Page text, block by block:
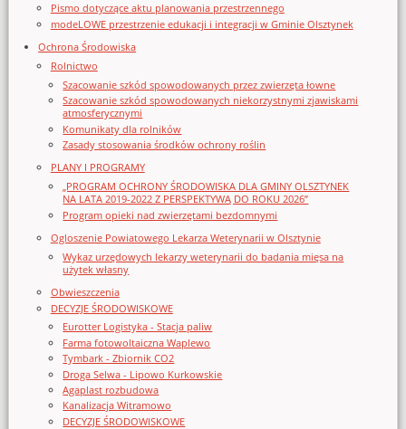
Pismo dotyczące aktu planowania przestrzennego
modeLOWE przestrzenie edukacji i integracji w Gminie Olsztynek
Ochrona Środowiska
Rolnictwo
Szacowanie szkód spowodowanych przez zwierzęta łowne
Szacowanie szkód spowodowanych niekorzystnymi zjawiskami
atmosferycznymi
Komunikaty dla rolników
Zasady stosowania środków ochrony roślin
PLANY I PROGRAMY
„PROGRAM OCHRONY ŚRODOWISKA DLA GMINY OLSZTYNEK
NA LATA 2019-2022 Z PERSPEKTYWĄ DO ROKU 2026”
Program opieki nad zwierzętami bezdomnymi
Ogloszenie Powiatowego Lekarza Weterynarii w Olsztynie
Wykaz urzędowych lekarzy weterynarii do badania mięsa na
użytek własny
Obwieszczenia
DECYZJE ŚRODOWISKOWE
Eurotter Logistyka - Stacja paliw
Farma fotowoltaiczna Waplewo
Tymbark - Zbiornik CO2
Droga Selwa - Lipowo Kurkowskie
Agaplast rozbudowa
Kanalizacja Witramowo
DECYZJE ŚRODOWISKOWE